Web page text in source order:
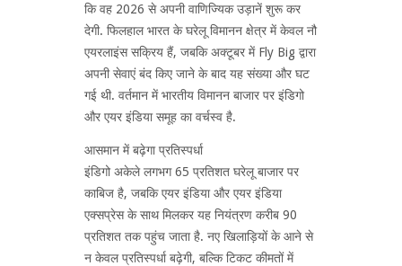
कि वह 2026 से अपनी वाणिज्यिक उड़ानें शुरू कर
देगी. फिलहाल भारत के घरेलू विमानन क्षेत्र में केवल नौ
एयरलाइंस सक्रिय हैं, जबकि अक्टूबर में Fly Big द्वारा
अपनी सेवाएं बंद किए जाने के बाद यह संख्या और घट
गई थी. वर्तमान में भारतीय विमानन बाजार पर इंडिगो
और एयर इंडिया समूह का वर्चस्व है.
आसमान में बढ़ेगा प्रतिस्पर्धा
इंडिगो अकेले लगभग 65 प्रतिशत घरेलू बाजार पर
काबिज है, जबकि एयर इंडिया और एयर इंडिया
एक्सप्रेस के साथ मिलकर यह नियंत्रण करीब 90
प्रतिशत तक पहुंच जाता है. नए खिलाड़ियों के आने से
न केवल प्रतिस्पर्धा बढ़ेगी, बल्कि टिकट कीमतों में